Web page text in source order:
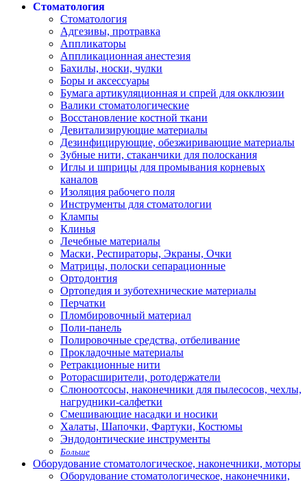
Стоматология
Стоматология
Адгезивы, протравка
Аппликаторы
Аппликационная анестезия
Бахилы, носки, чулки
Боры и аксессуары
Бумага артикуляционная и спрей для окклюзии
Валики стоматологические
Восстановление костной ткани
Девитализирующие материалы
Дезинфицирующие, обезжиривающие материалы
Зубные нити, стаканчики для полоскания
Иглы и шприцы для промывания корневых
каналов
Изоляция рабочего поля
Инструменты для стоматологии
Клампы
Клинья
Лечебные материалы
Маски, Респираторы, Экраны, Очки
Матрицы, полоски сепарационные
Ортодонтия
Ортопедия и зуботехнические материалы
Перчатки
Пломбировочный материал
Поли-панель
Полировочные средства, отбеливание
Прокладочные материалы
Ретракционные нити
Роторасширители, ротодержатели
Слюноотсосы, наконечники для пылесосов, чехлы,
нагрудники-салфетки
Смешивающие насадки и носики
Халаты, Шапочки, Фартуки, Костюмы
Эндодонтические инструменты
Больше
Оборудование стоматологическое, наконечники, моторы
Оборудование стоматологическое, наконечники,